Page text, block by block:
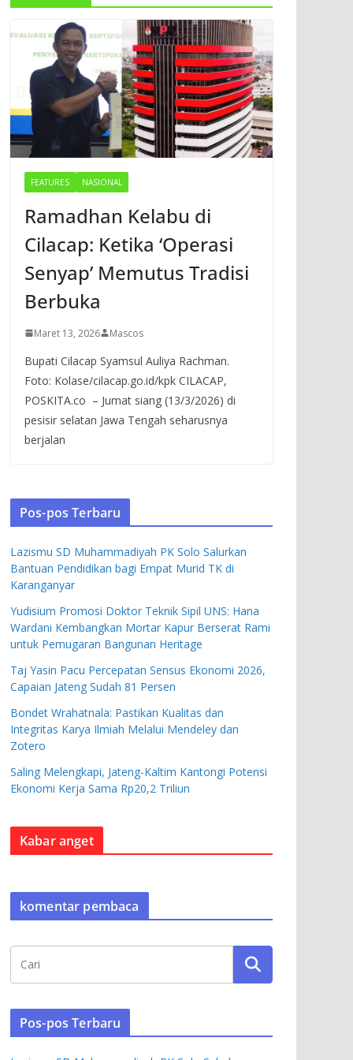
FEATURES NASIONAL
Ramadhan Kelabu di
Cilacap: Ketika ‘Operasi
Senyap’ Memutus Tradisi
Berbuka
Maret 13, 2026 Mascos
Bupati Cilacap Syamsul Auliya Rachman.
Foto: Kolase/cilacap.go.id/kpk CILACAP,
POSKITA.co – Jumat siang (13/3/2026) di
pesisir selatan Jawa Tengah seharusnya
berjalan
Pos-pos Terbaru
Lazismu SD Muhammadiyah PK Solo Salurkan
Bantuan Pendidikan bagi Empat Murid TK di
Karanganyar
Yudisium Promosi Doktor Teknik Sipil UNS: Hana
Wardani Kembangkan Mortar Kapur Berserat Rami
untuk Pemugaran Bangunan Heritage
Taj Yasin Pacu Percepatan Sensus Ekonomi 2026,
Capaian Jateng Sudah 81 Persen
Bondet Wrahatnala: Pastikan Kualitas dan
Integritas Karya Ilmiah Melalui Mendeley dan
Zotero
Saling Melengkapi, Jateng-Kaltim Kantongi Potensi
Ekonomi Kerja Sama Rp20,2 Triliun
Kabar anget
komentar pembaca
Pos-pos Terbaru